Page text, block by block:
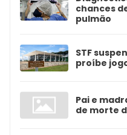
chances
pulmão
STF
proíbe
Pai e
de morte